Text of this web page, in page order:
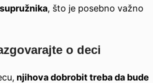
, što je posebno važno
o deci
njihova dobrobit treba da bude